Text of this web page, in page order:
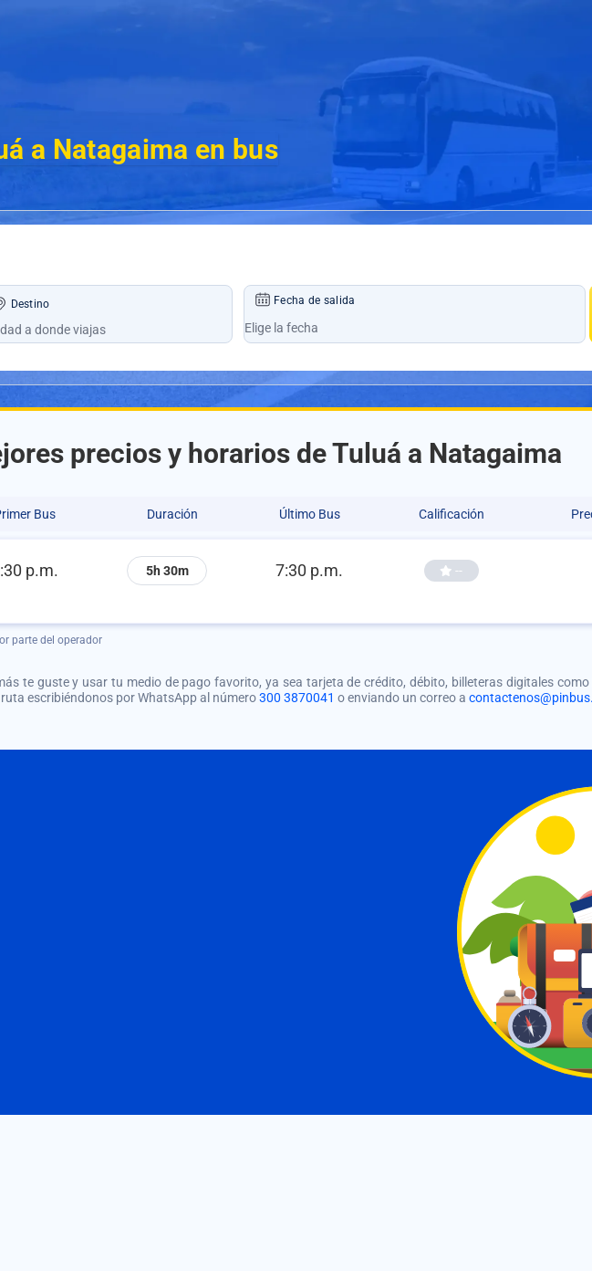
a Natagaima en bus
Destino Fecha de salida
precios y horarios de Tuluá a Natagaima
Bus Duración Último Bus Calificación
p.m. 5h 30m 7:30 p.m. --
parte del operador
te guste y usar tu medio de pago favorito, ya sea tarjeta de crédito, débito, billeteras digitales
escribiéndonos por WhatsApp al número300 3870041 o enviando un correo a